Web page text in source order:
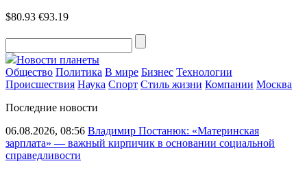
$80.93 €93.19
Новости планеты
Общество Политика В мире Бизнес Технологии
Происшествия Наука Спорт Стиль жизни Компании Москва
Последние новости
06.08.2026, 08:56 Владимир Постанюк: «Материнская
зарплата» — важный кирпичик в основании социальной
справедливости